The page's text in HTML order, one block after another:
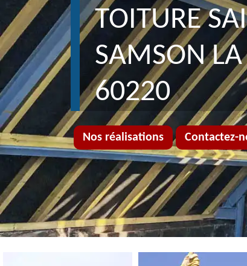
Nos réalisations Contactez-
TOITURE
SAMSON LA
60220